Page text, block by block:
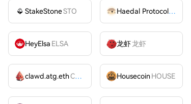
StakeStoneSTO Haedal Protocol
HeyElsa ELSA 龙虾龙虾
clawd.atg.ethCLAWD Housecoin HOUSE